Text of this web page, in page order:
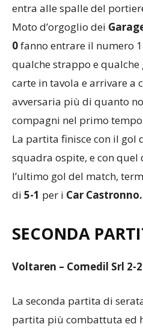
entra alle spalle del
Moto d’orgoglio dei
0fanno entrare il numero
qualche strappo e
carte in tavola e arrivare a
avversaria più di quanto
compagni nel primo
La partita finisce con il gol
squadra ospite, e con quel
l’ultimo gol del match,
di 5-1 per i Car Castronno.
SECONDA
Voltaren – Comedil Srl 2-2
La seconda partita di
partita più combattuta ed